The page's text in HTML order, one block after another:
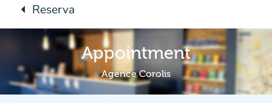
arrow_leftBack to:
Reserva
Appointment
Agence Corolis